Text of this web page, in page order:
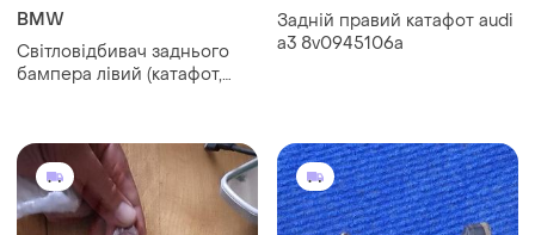
BMW
Світловідбивач заднього
бампера лівий (катафот,
Задній правий катафот audi
a3 8v0945106a